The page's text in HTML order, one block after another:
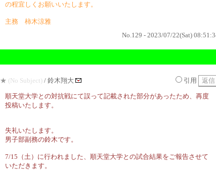
の程宜しくお願いいたします。
主務 柿木涼雅
No.129 - 2023/07/22(Sat)
★ (No Subject) / 鈴木翔大 引用
順天堂大学との対抗戦にて誤って記載された部分があったため、再度
投稿いたします。
失礼いたします。
男子部副務の鈴木です。
7/15（土）に行われました、順天堂大学との試合結果をご報告させて
いただきます。